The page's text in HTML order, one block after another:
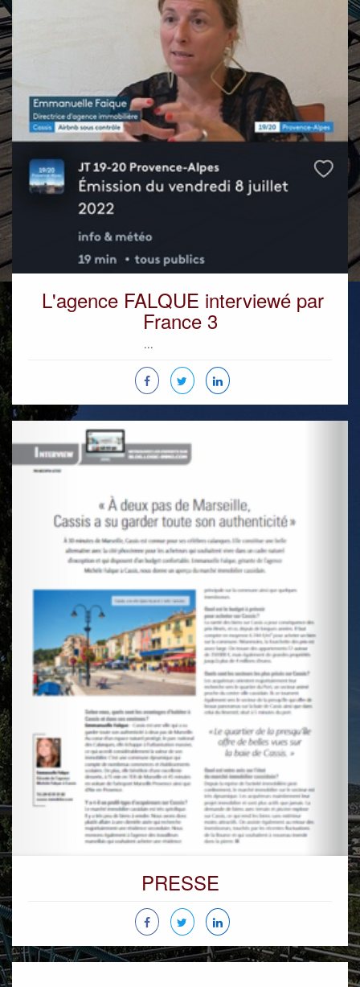
L'agence FALQUE interviewé par
France 3
...
PRESSE